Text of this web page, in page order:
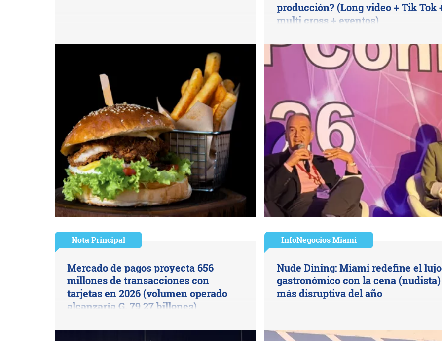
producción? (Long video + Tik Tok
multi cross + eventos)
Nota Principal
Mercado de pagos proyecta 656
millones de transacciones con
tarjetas en 2026 (volumen operado
alcanzaría G. 79,27 billones)
InfoNegocios Miami
Nude Dining: Miami redefine el lujo
gastronómico con la cena (nudista)
más disruptiva del año